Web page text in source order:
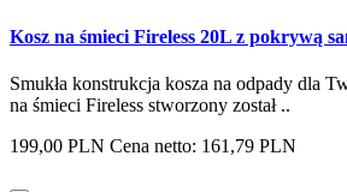
Kosz na śmieci Fireless 20L z pokrywą
Smukła konstrukcja kosza na odpady dla
na śmieci Fireless stworzony został ..
199,00 PLN Cena netto: 161,79 PLN